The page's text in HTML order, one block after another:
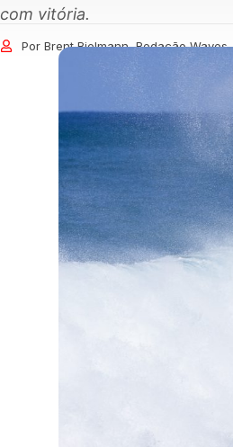
com vitória.
Por Brent Bielmann, Redação Waves